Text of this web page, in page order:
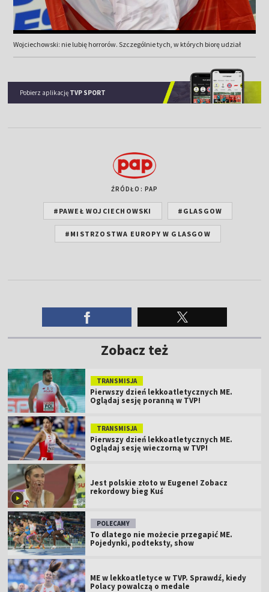
Wojciechowski: nie lubię horrorów. Szczególnie tych, w których biorę udział
Pobierz aplikację TVP SPORT
ŹRÓDŁO: PAP
#PAWEŁ WOJCIECHOWSKI #GLASGOW
#MISTRZOSTWA EUROPY W GLASGOW
Zobacz też
TRANSMISJA
Pierwszy dzień lekkoatletycznych ME.
Oglądaj sesję poranną w TVP!
TRANSMISJA
Pierwszy dzień lekkoatletycznych ME.
Oglądaj sesję wieczorną w TVP!
Jest polskie złoto w Eugene! Zobacz
rekordowy bieg Kuś
POLECAMY
To dlatego nie możecie przegapić ME.
Pojedynki, podteksty, show
ME w lekkoatletyce w TVP. Sprawdź, kiedy
Polacy powalczą o medale